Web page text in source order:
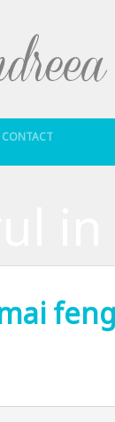
CONTACT
Pentru